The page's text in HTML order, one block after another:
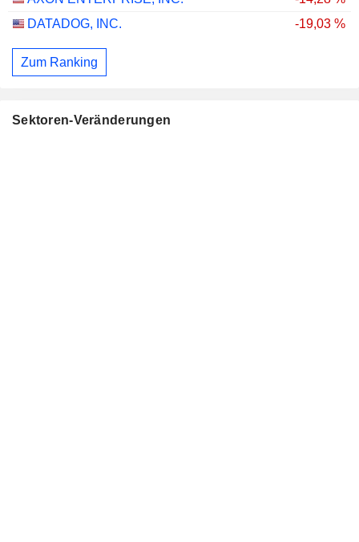
DATADOG, INC.
-19,03 %
Zum Ranking
Sektoren-Veränderungen